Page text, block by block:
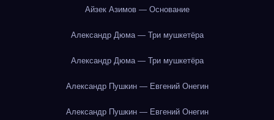
Айзек Азимов — Основание
Александр Дюма — Три мушкетёра
Александр Дюма — Три мушкетёра
Александр Пушкин — Евгений Онегин
Александр Пушкин — Евгений Онегин